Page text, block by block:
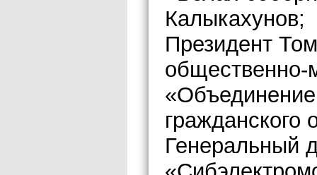
Калыкахунов;
Президент
общественно-
Генеральный